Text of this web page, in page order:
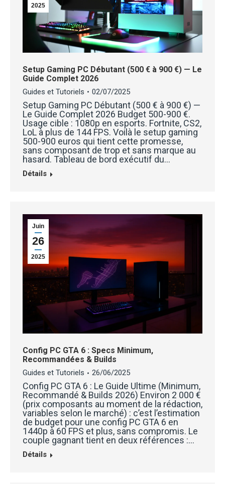
2025
Setup Gaming PC Débutant (500 € à 900 €) — Le
Guide Complet 2026
Guides et Tutoriels 02/07/2025
Setup Gaming PC Débutant (500 € à 900 €) —
Le Guide Complet 2026 Budget 500-900 €.
Usage cible : 1080p en esports. Fortnite, CS2,
LoL à plus de 144 FPS. Voilà le setup gaming
500-900 euros qui tient cette promesse,
sans composant de trop et sans marque au
hasard. Tableau de bord exécutif du…
Détails
Juin
26
2025
Config PC GTA 6 : Specs Minimum,
Recommandées & Builds
Guides et Tutoriels 26/06/2025
Config PC GTA 6 : Le Guide Ultime (Minimum,
Recommandé & Builds 2026) Environ 2 000 €
(prix composants au moment de la rédaction,
variables selon le marché) : c’est l’estimation
de budget pour une config PC GTA 6 en
1440p à 60 FPS et plus, sans compromis. Le
couple gagnant tient en deux références :…
Détails